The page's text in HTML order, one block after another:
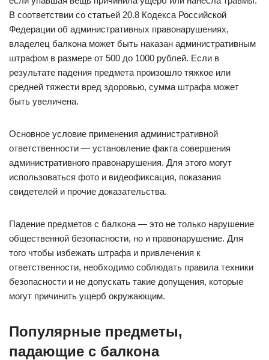
В соответствии со статьей 20.8 Кодекса Российской
Федерации об административных правонарушениях,
владелец балкона может быть наказан административным
штрафом в размере от 500 до 1000 рублей. Если в
результате падения предмета произошло тяжкое или
средней тяжести вред здоровью, сумма штрафа может
быть увеличена.
Основное условие применения административной
ответственности — установление факта совершения
административного правонарушения. Для этого могут
использоваться фото и видеофиксация, показания
свидетелей и прочие доказательства.
Падение предметов с балкона — это не только нарушение
общественной безопасности, но и правонарушение. Для
того чтобы избежать штрафа и привлечения к
ответственности, необходимо соблюдать правила техники
безопасности и не допускать такие допущения, которые
могут причинить ущерб окружающим.
Популярные предметы,
падающие с балкона